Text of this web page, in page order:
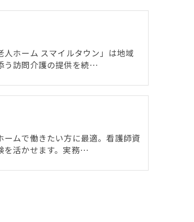
人ホーム スマイルタウン」は地域
う訪問介護の提供を続…
ームで働きたい方に最適。看護師資
を活かせます。実務…